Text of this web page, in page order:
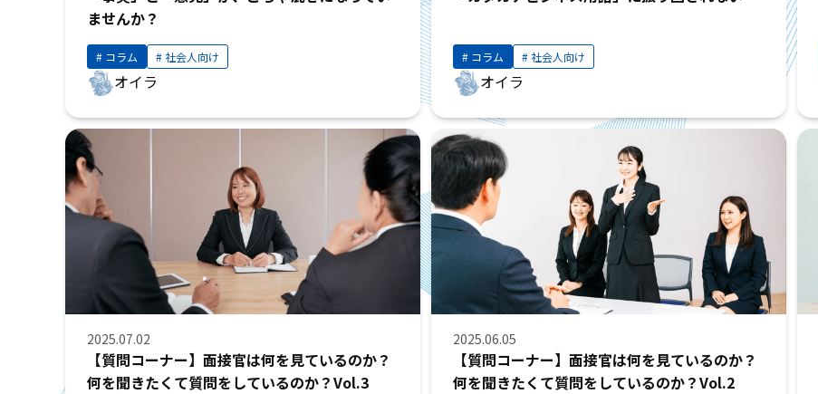
ませんか？
コラム 社会人向け
オイラ
コラム 社会人向け
オイラ
2025.07.02
【質問コーナー】面接官は何を見ているのか？
何を聞きたくて質問をしているのか？Vol.3
2025.06.05
【質問コーナー】面接官は何を見ているのか？
何を聞きたくて質問をしているのか？Vol.2